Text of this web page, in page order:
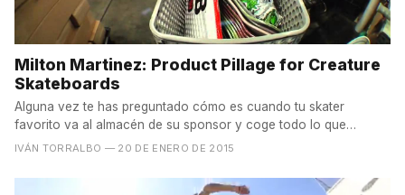
Milton Martinez: Product Pillage for Creature
Skateboards
Alguna vez te has preguntado cómo es cuando tu skater
favorito va al almacén de su sponsor y coge todo lo que
quire?...
IVÁN TORRALBO — 20 DE ENERO DE 2015